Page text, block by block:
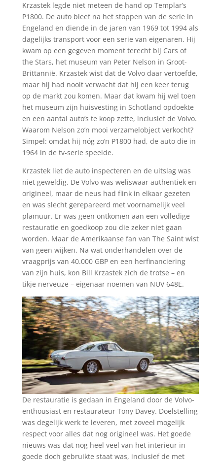
Krzastek legde niet meteen de hand op Templar’s
P1800. De auto bleef na het stoppen van de serie in
Engeland en diende in de jaren van 1969 tot 1994 als
dagelijks transport voor een serie van eigenaren. Hij
kwam op een gegeven moment terecht bij Cars of
the Stars, het museum van Peter Nelson in Groot-
Brittannië. Krzastek wist dat de Volvo daar vertoefde,
maar hij had nooit verwacht dat hij een keer terug
op de markt zou komen. Maar dat kwam hij wel toen
het museum zijn huisvesting in Schotland opdoekte
en een aantal auto’s te koop zette, inclusief de Volvo.
Waarom Nelson zo’n mooi verzamelobject verkocht?
Simpel: omdat hij nóg zo’n P1800 had, de auto die in
1964 in de tv-serie speelde.
Krzastek liet de auto inspecteren en de uitslag was
niet geweldig. De Volvo was weliswaar authentiek en
origineel, maar de neus had flink in elkaar gezeten
en was slecht gerepareerd met voornamelijk veel
plamuur. Er was geen ontkomen aan een volledige
restauratie en goedkoop zou die zeker niet gaan
worden. Maar de Amerikaanse fan van The Saint wist
van geen wijken. Na wat onderhandelen over de
vraagprijs van 40.000 GBP en een herfinanciering
van zijn huis, kon Bill Krzastek zich de trotse – en
tikje nerveuze – eigenaar noemen van NUV 648E.
De restauratie is gedaan in Engeland door de Volvo-
enthousiast en restaurateur Tony Davey. Doelstelling
was degelijk werk te leveren, met zoveel mogelijk
respect voor alles dat nog origineel was. Het goede
nieuws was dat nog heel veel van het interieur in
goede doch gebruikte staat was, inclusief de met